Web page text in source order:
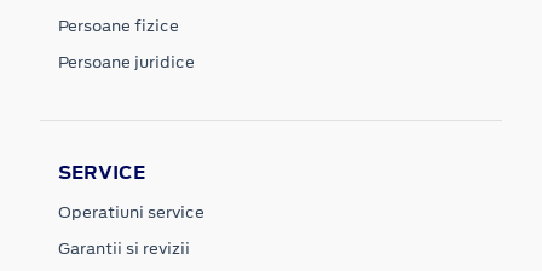
Persoane fizice
Persoane juridice
SERVICE
Operatiuni service
Garantii si revizii